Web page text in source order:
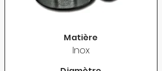
Matière
Inox